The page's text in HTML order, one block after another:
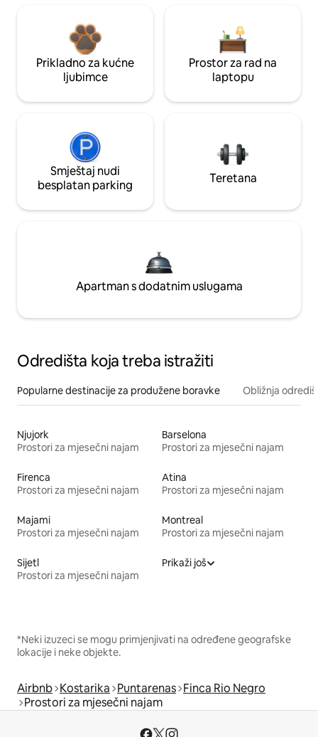
Prikladno za kućne
ljubimce
Prostor za rad na
laptopu
Smještaj nudi
besplatan parking
Teretana
Apartman s dodatnim uslugama
Odredišta koja treba istražiti
Popularne destinacije za produžene boravke Obližnja
Njujork
Prostori za mjesečni najam
Barselona
Prostori za mjesečni najam
Firenca
Prostori za mjesečni najam
Atina
Prostori za mjesečni najam
Majami
Prostori za mjesečni najam
Montreal
Prostori za mjesečni najam
Sijetl
Prostori za mjesečni najam
Prikaži još
*Neki izuzeci se mogu primjenjivati na određene geografske
lokacije i neke objekte.
Airbnb Kostarika Puntarenas Finca Rio Negro
Prostori za mjesečni najam